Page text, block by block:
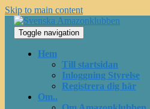
Skip to main content
Toggle navigation
Hem
Till startsidan
Inloggning Styrelse
Registrera dig här
Om..